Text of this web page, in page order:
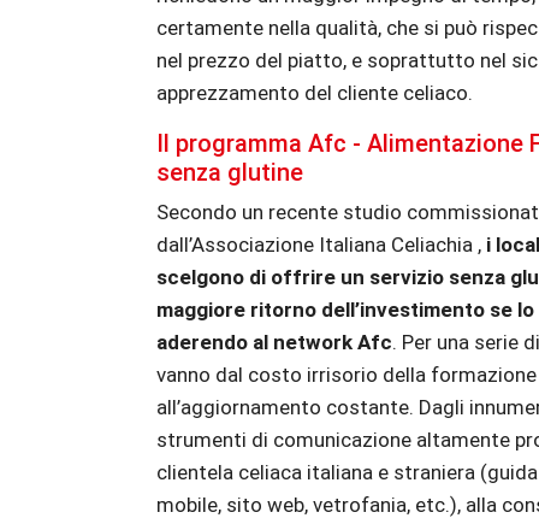
certamente nella qualità, che si può
nel prezzo del piatto, e soprattutto nel
apprezzamento del cliente celiaco.
Il programma Afc - Alimentazione
senza glutine
Secondo un recente studio
dall’Associazione Italiana Celiachia , i
scelgono di offrire un servizio senza
maggiore ritorno dell’investimento se
aderendo al network Afc. Per una serie
vanno dal costo irrisorio della formazione
all’aggiornamento costante. Dagli
strumenti di comunicazione altamente
clientela celiaca italiana e straniera
mobile, sito web, vetrofania, etc.), alla